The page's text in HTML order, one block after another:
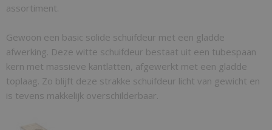
assortiment.
Gewoon een basic solide schuifdeur met een gladde
afwerking. Deze witte schuifdeur bestaat uit een tubespaan
kern met massieve kantlatten, afgewerkt met een gladde
toplaag. Zo blijft deze strakke schuifdeur licht van gewicht en
is tevens makkelijk overschilderbaar.